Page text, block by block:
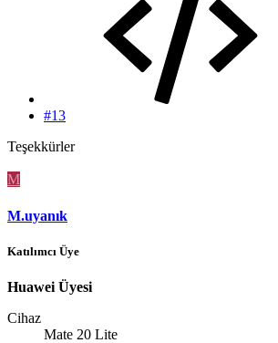
#13
Teşekkürler
M
M.uyanık
Katılımcı Üye
Huawei Üyesi
Cihaz
Mate 20 Lite